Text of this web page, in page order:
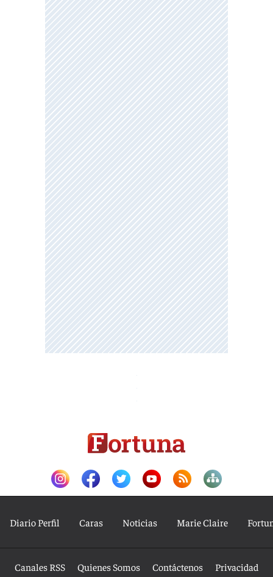
Diario Perfil Caras Noticias Marie Claire
Canales RSS Quienes Somos Contáctenos Privacidad